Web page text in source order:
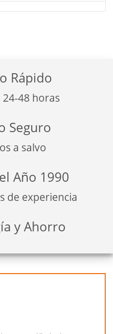
Rápido
48 horas
Seguro
a salvo
Año 1990
de experiencia
y Ahorro